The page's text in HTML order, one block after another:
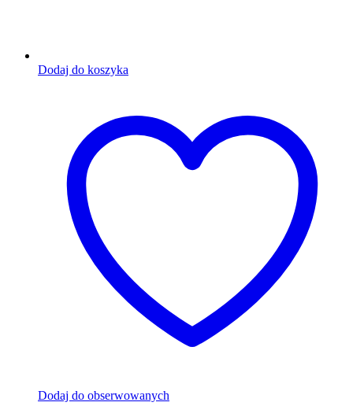
Dodaj do koszyka
Dodaj do obserwowanych